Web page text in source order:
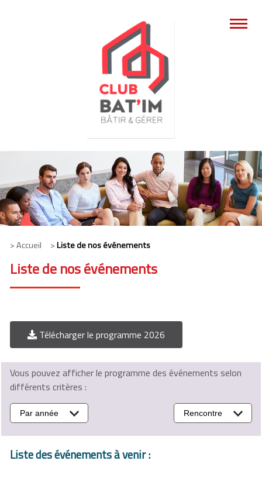
> Accueil >Liste de nos événements
Liste de nos événements
Télécharger le programme 2026
Vous pouvez afficher le programme des événements selon
différents critères :
Par année Rencontre
Liste des événements à venir :